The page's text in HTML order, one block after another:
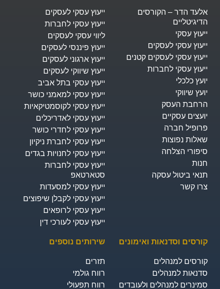
אלעד הדר – הקורסים
הדיגיטליים
ייעוץ עסקי
ייעוץ עסקי לעסקים
ייעוץ עסקי לעסקים קטנים
ייעוץ עסקי לחברות
יועץ כלכלי
יועץ שיווקי
הרחבת העסק​
יועצים עסקיים
פרופיל חברה
שאלות נפוצות
סיפורי הצלחה
חנות
תנאי ביטול עסקה
צרו קשר
ייעוץ עסקי לעסקים
ייעוץ עסקי לחברות
ליווי עסקי לעסקים
ייעוץ פיננסי לעסקים
ייעוץ ארגוני לעסקים
ייעוץ שיווקי לעסקים
ייעוץ עסקי בתל אביב
ייעוץ עסקי למאמני כושר
ייעוץ עסקי לקוסמטיקאיות
ייעוץ עסקי לאדריכלים
ייעוץ עסקי לחדרי כושר
ייעוץ עסקי לחברת ניקיון
ייעוץ עסקי לחנויות בגדים
ייעוץ עסקי לחברות
סטארטאפ
ייעוץ עסקי למסעדות
ייעוץ עסקי לקבלן שיפוצים
ייעוץ עסקי לרופאים
ייעוץ עסקי לעורכי דין
קורסים וסדנאות ואימונים
קורסים למנהלים
סדנאות למנהלים
סמינרים למנהלים ולעובדים
שירותים נוספים
תזרים
רווח גולמי
רווח תפעולי